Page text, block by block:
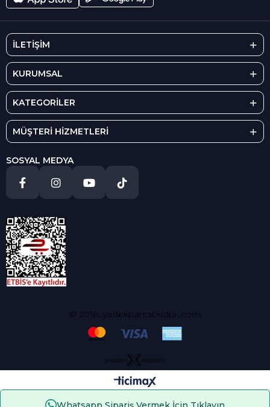
İLETİŞİM
KURUMSAL
KATEGORİLER
MÜŞTERİ HİZMETLERİ
SOSYAL MEDYA
© 2018, yedekparcabudur..com